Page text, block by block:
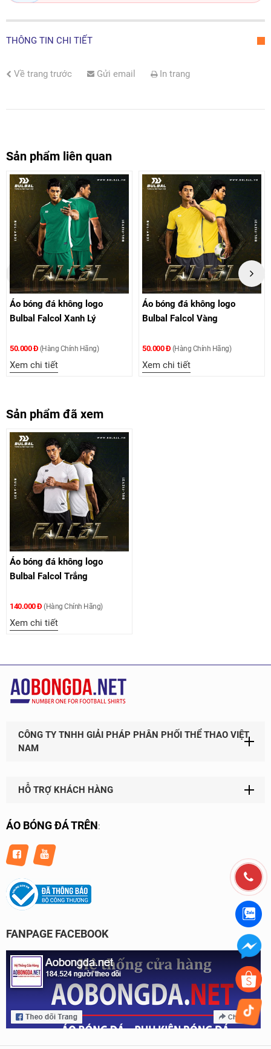
THÔNG TIN CHI TIẾT
Về trang trước Gửi email In trang
Sản phẩm liên quan
logo
Lý
Áo bóng đá không logo
Bulbal Falcol Vàng
50.000 Đ(Hàng Chính Hãng)
Áo bóng đá không
Bulbal Falcol
140.000 Đ(Hàng Chính
Sản phẩm đã xem
Áo bóng đá không logo
Bulbal Falcol Trắng
140.000 Đ (Hàng Chính Hãng)
Xem chi tiết
CÔNG TY TNHH GIẢI PHÁP PHÂN PHỐI THỂ THAO VIỆT
NAM
HỖ TRỢ KHÁCH HÀNG
ÁO BÓNG ĐÁ TRÊN:
FANPAGE FACEBOOK